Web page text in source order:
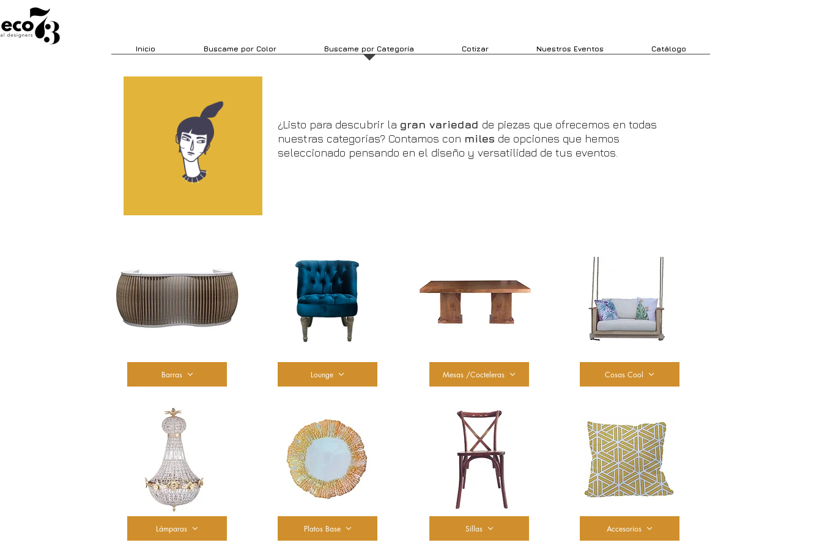
Inicio Buscame por Color Buscame por Categoría Cotizar Nuestros Eventos Catálogo
Barras
Lámparas
¿Listo para descubrir la gran variedad de piezas que ofrecemos en todas
nuestras categorías? Contamos con miles de opciones que hemos
seleccionado pensando en el diseño y versatilidad de tus eventos.
Lounge
Platos Base
Mesas /Cocteleras
Sillas
Cosas Cool
Accesorios